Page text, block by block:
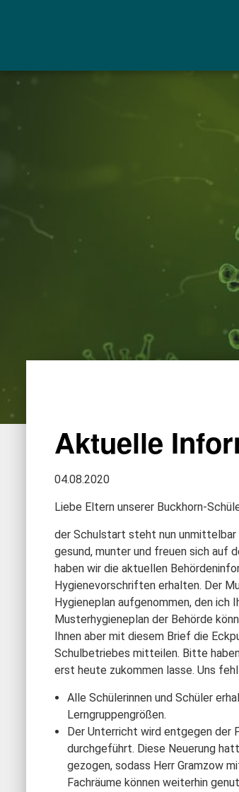
Aktuelle
04.08.2020
Liebe Eltern unserer Buckhorn-
der Schulstart steht nun unmittelbar
gesund, munter und freuen sich auf
haben wir die aktuellen
Hygienevorschriften erhalten. Der
Hygieneplan aufgenommen, den ich
Musterhygieneplan der Behörde
Ihnen aber mit diesem Brief die
Schulbetriebes mitteilen. Bitte
erst heute zukommen lasse. Uns
Alle Schülerinnen und Schüler
Lerngruppengrößen.
Der Unterricht wird entgegen der
durchgeführt. Diese Neuerung
gezogen, sodass Herr Gramzow
Fachräume können weiterhin